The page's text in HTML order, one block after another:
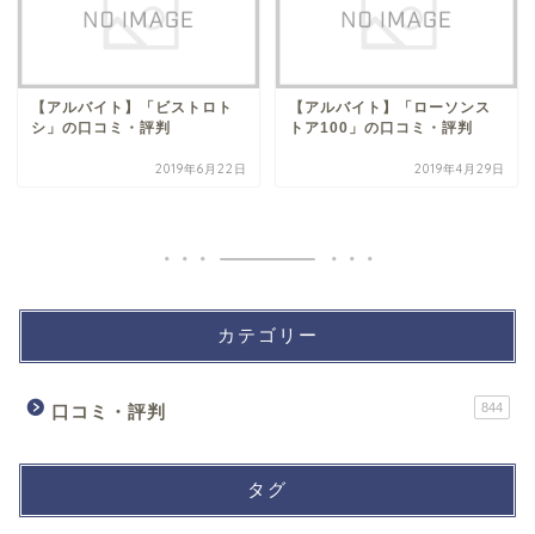
【アルバイト】「ビストロト
シ」の口コミ・評判
2019年6月22日
【アルバイト】「ローソンス
トア100」の口コミ・評判
2019年4月29日
カテゴリー
口コミ・評判 844
タグ